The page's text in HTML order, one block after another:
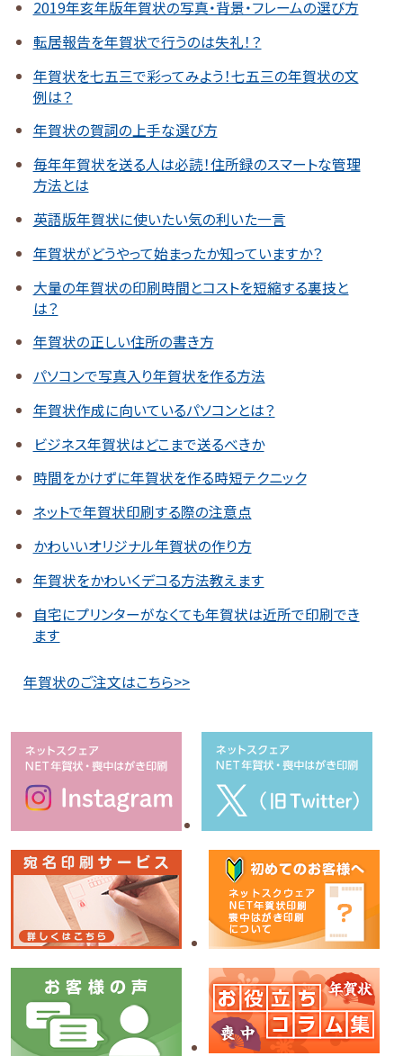
2019年亥年版年賀状の写真・背景・フレームの選び方
転居報告を年賀状で行うのは失礼！？
年賀状を七五三で彩ってみよう！七五三の年賀状の文
例は？
年賀状の賀詞の上手な選び方
毎年年賀状を送る人は必読！住所録のスマートな管理
方法とは
英語版年賀状に使いたい気の利いた一言
年賀状がどうやって始まったか知っていますか？
大量の年賀状の印刷時間とコストを短縮する裏技と
は？
年賀状の正しい住所の書き方
パソコンで写真入り年賀状を作る方法
年賀状作成に向いているパソコンとは？
ビジネス年賀状はどこまで送るべきか
時間をかけずに年賀状を作る時短テクニック
ネットで年賀状印刷する際の注意点
かわいいオリジナル年賀状の作り方
年賀状をかわいくデコる方法教えます
自宅にプリンターがなくても年賀状は近所で印刷でき
ます
年賀状のご注文はこちら>>